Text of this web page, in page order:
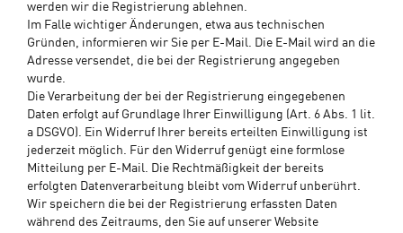
werden wir die Registrierung ablehnen.
Im Falle wichtiger Änderungen, etwa aus technischen
Gründen, informieren wir Sie per E-Mail. Die E-Mail wird an die
Adresse versendet, die bei der Registrierung angegeben
wurde.
Die Verarbeitung der bei der Registrierung eingegebenen
Daten erfolgt auf Grundlage Ihrer Einwilligung (Art. 6 Abs. 1 lit.
a DSGVO). Ein Widerruf Ihrer bereits erteilten Einwilligung ist
jederzeit möglich. Für den Widerruf genügt eine formlose
Mitteilung per E-Mail. Die Rechtmäßigkeit der bereits
erfolgten Datenverarbeitung bleibt vom Widerruf unberührt.
Wir speichern die bei der Registrierung erfassten Daten
während des Zeitraums, den Sie auf unserer Website